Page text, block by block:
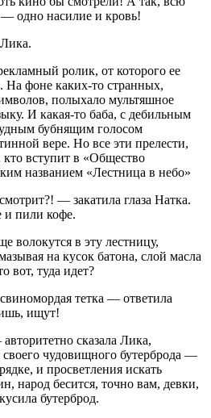
— одно насилие и кровь!
ролик, от которого ее
На фоне каких-то странных,
полыхало мультяшное
И какая-то баба, с дебильным
бубнящим голосом
вере. Но все эти прелести,
вступит в «Общество
названием «Лестница в небо»
— закатила глаза Натка.
и пили кофе.
волокутся в эту лестницу,
на кусок батона, слой масла
вот, туда идет?
виномордая тетка — ответила
ищут!
сказала Лика,
чудовищного бутерброда —
и просветления искать
народ бесится, точно вам, девки,
бутерброд.